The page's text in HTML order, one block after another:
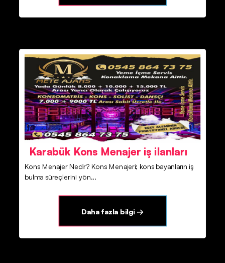
Karabük Kons Menajer iş ilanları
Kons Menajer Nedir? Kons Menajeri; kons bayanların iş
bulma süreçlerini yön...
Daha fazla bilgi →